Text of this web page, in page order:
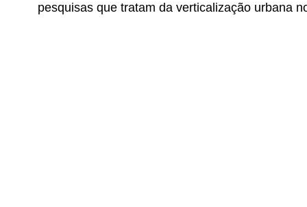
pesquisas que tratam da verticalização urbana